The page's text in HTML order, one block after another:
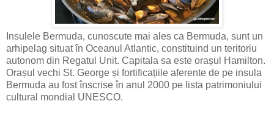
Insulele Bermuda, cunoscute mai ales ca Bermuda, sunt un
arhipelag situat în Oceanul Atlantic, constituind un teritoriu
autonom din Regatul Unit. Capitala sa este orașul Hamilton.
Orașul vechi St. George și fortificațiile aferente de pe insula
Bermuda au fost înscrise în anul 2000 pe lista patrimoniului
cultural mondial UNESCO.